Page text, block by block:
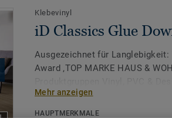
Klebevinyl
iD Classics Glue
Ausgezeichnet für
Award ‚TOP MARKE HAUS &
Mehr anzeigen
HAUPTMERKMALE